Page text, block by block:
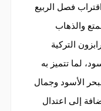
فصل الربيع
والذهاب
التركية
لما تتميز به
الأسود وجمال
إلى اعتدال